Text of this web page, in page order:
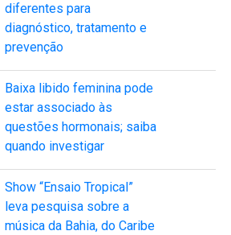
diferentes para
diagnóstico, tratamento e
prevenção
Baixa libido feminina pode
estar associado às
questões hormonais; saiba
quando investigar
Show “Ensaio Tropical”
leva pesquisa sobre a
música da Bahia, do Caribe